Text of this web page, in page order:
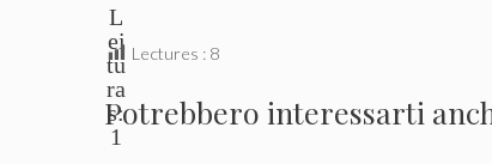
L
ei
tu
ra
s:
1
Lectures : 8
Potrebbero interessarti